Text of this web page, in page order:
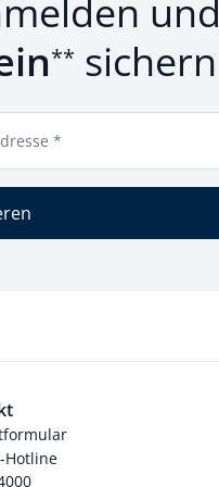
und
** sichern
*
Hotline